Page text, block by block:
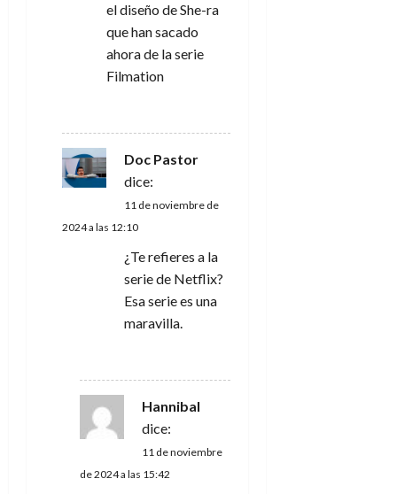
el diseño de She-ra
que han sacado
ahora de la serie
Filmation
Doc Pastor
dice:
11 de noviembre de
2024 a las 12:10
¿Te refieres a la
serie de Netflix?
Esa serie es una
maravilla.
Hannibal
dice:
11 de noviembre
de 2024 a las 15:42